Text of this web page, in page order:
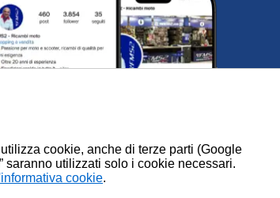
cookie, anche di terze parti (Google
saranno utilizzati solo i cookie necessari.
.